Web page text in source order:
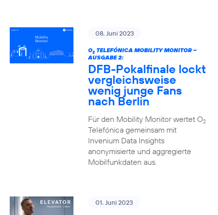
08. Juni 2023
O2TELEFÓNICA MOBILITY MONITOR –
AUSGABE 2:
DFB-Pokalfinale lockt
vergleichsweise
wenig junge Fans
nach Berlin
Für den Mobility Monitor wertet O2
Telefónica gemeinsam mit
Invenium Data Insights
anonymisierte und aggregierte
Mobilfunkdaten aus.
01. Juni 2023